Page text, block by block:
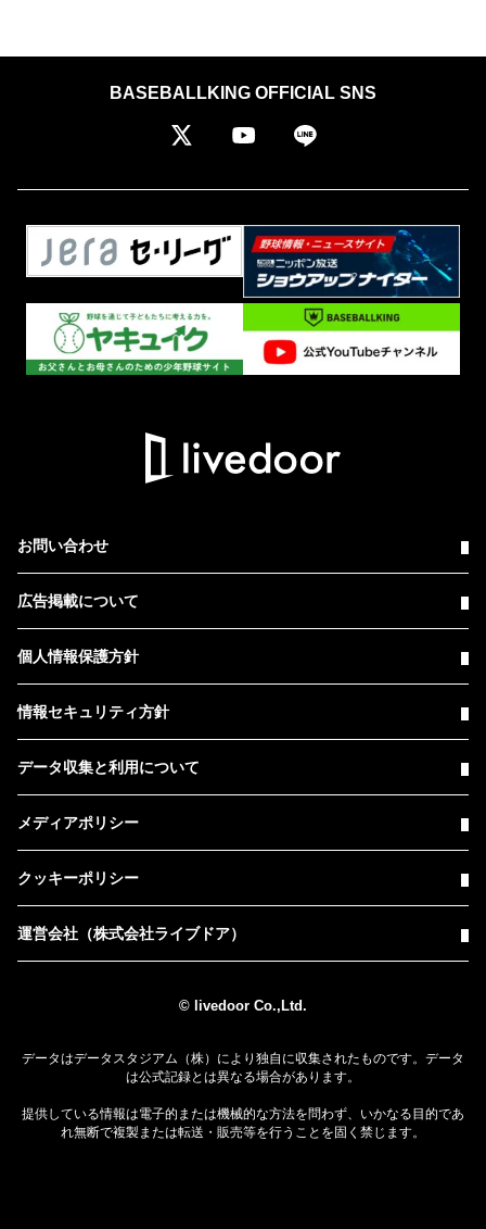
BASEBALLKING OFFICIAL SNS
お問い合わせ
広告掲載について
個人情報保護方針
情報セキュリティ方針
データ収集と利用について
メディアポリシー
クッキーポリシー
運営会社（株式会社ライブドア）
© livedoor Co.,Ltd.
データはデータスタジアム（株）により独自に収集されたものです。データ
は公式記録とは異なる場合があります。
提供している情報は電子的または機械的な方法を問わず、いかなる目的であ
れ無断で複製または転送・販売等を行うことを固く禁じます。